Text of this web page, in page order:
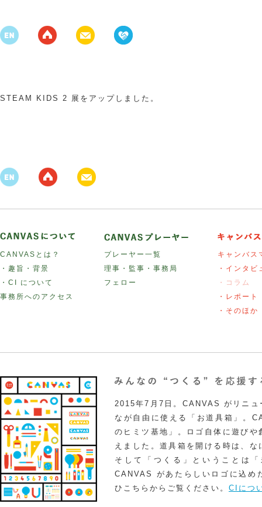
STEAM KIDS 2 展をアップしました。
CANVASとは？
・趣旨・背景
・CI について
事務所へのアクセス
プレーヤー一覧
理事・監事・事務局
フェロー
キャンバス
・インタビ
・コラム
・レポート
・そのほか
2015年7月7日。CANVAS がリニュ
なが自由に使える「お道具箱」。
のヒミツ基地」。ロゴ自体に遊び
えました。道具箱を開ける時は、
そして「つくる」ということは
CANVAS があたらしいロゴに込め
ひこちらからご覧ください。 CIにつ